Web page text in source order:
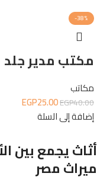
-38%
مكتب مدير جلد
مكاتب
EGP40.00
EGP25.00
إضافة إلى السلة
أثاث يجمع بين
ميراث مصر